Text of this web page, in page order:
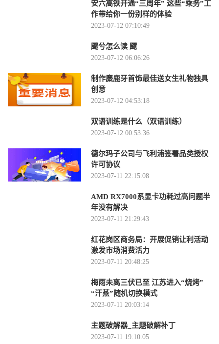
安六高铁开通“三周年” 这些“乘务”工
作带给你一份别样的体验
2023-07-12 07:10:49
飂兮怎么读 飂
2023-07-12 06:06:26
制作麋鹿牙首饰最佳送女生礼物独具
创意
2023-07-12 04:53:18
双语训练是什么（双语训练）
2023-07-12 00:53:36
德尔玛子公司与飞利浦签署品类授权
许可协议
2023-07-11 22:15:08
AMD RX7000系显卡功耗过高问题半
年没有解决
2023-07-11 21:29:43
红花岗区商务局：开展促销让利活动
激发市场消费活力
2023-07-11 20:48:25
梅雨未离三伏已至 江苏进入“烧烤”
“汗蒸”随机切换模式
2023-07-11 20:03:14
主题破解器_主题破解补丁
2023-07-11 19:10:05